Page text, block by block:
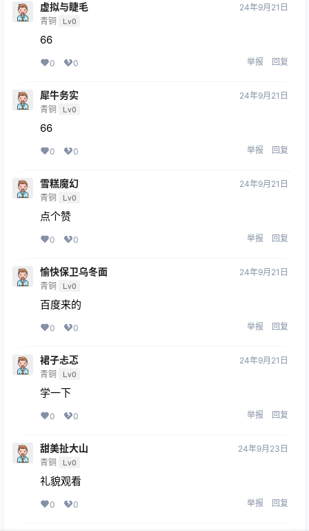
虚拟与睫毛
青铜 Lv0
24年9月21日
66
0 0 举报 回复
犀牛务实
青铜 Lv0
24年9月21日
66
0 0 举报 回复
雪糕魔幻
青铜 Lv0
24年9月21日
点个赞
0 0 举报 回复
愉快保卫乌冬面
青铜 Lv0
24年9月21日
百度来的
0 0 举报 回复
裙子忐忑
青铜 Lv0
24年9月21日
学一下
0 0 举报 回复
甜美扯大山
青铜 Lv0
24年9月23日
礼貌观看
0 0 举报 回复